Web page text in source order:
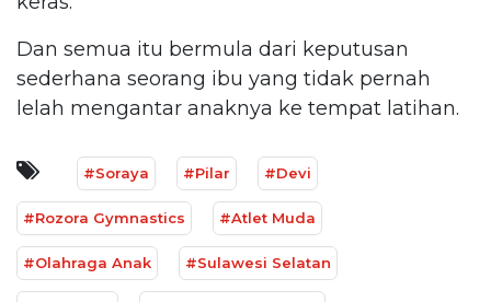
Dan semua itu bermula dari keputusan
sederhana seorang ibu yang tidak pernah
lelah mengantar anaknya ke tempat latihan.
#Soraya #Pilar #Devi
#Rozora Gymnastics #Atlet Muda
#Olahraga Anak #Sulawesi Selatan